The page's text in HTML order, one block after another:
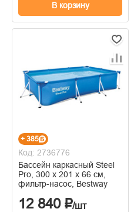
В корзину
+ 385
Код: 2736776
Бассейн каркасный Steel
Pro, 300 х 201 х 66 см,
фильтр-насос, Bestway
12 840 ₽/шт